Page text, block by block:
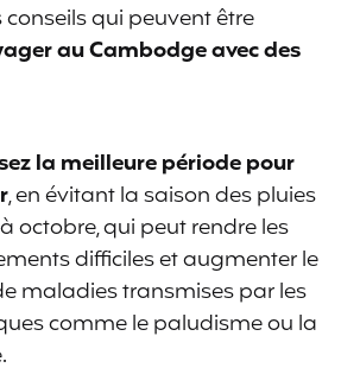
qui peuvent être
au Cambodge avec des
la meilleure période pour
, en évitant la saison des pluies
octobre, qui peut rendre les
difficiles et augmenter le
maladies transmises par les
comme le paludisme ou la